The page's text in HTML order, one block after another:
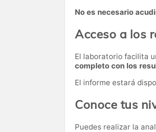
No es necesario
Acceso a los
El laboratorio facilita
completo con los
El informe estará
Conoce tus
Puedes realizar la